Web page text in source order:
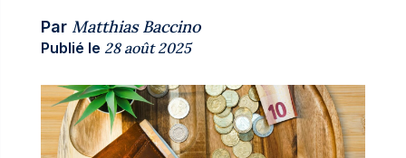
Par Matthias Baccino
Publié le 28 août 2025